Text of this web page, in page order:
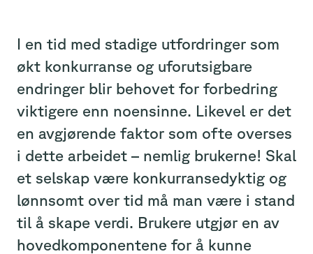
I en tid med stadige utfordringer som
økt konkurranse og uforutsigbare
endringer blir behovet for forbedring
viktigere enn noensinne. Likevel er det
en avgjørende faktor som ofte overses
i dette arbeidet – nemlig brukerne! Skal
et selskap være konkurransedyktig og
lønnsomt over tid må man være i stand
til å skape verdi. Brukere utgjør en av
hovedkomponentene for å kunne